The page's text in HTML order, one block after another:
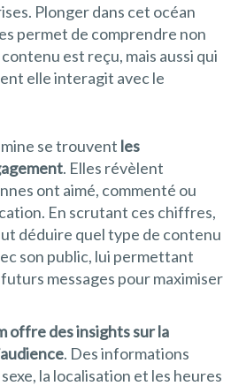
Plonger dans cet océan
permet de comprendre non
est reçu, mais aussi qui
elle interagit avec le
se trouvent les
. Elles révèlent
ont aimé, commenté ou
En scrutant ces chiffres,
déduire quel type de contenu
son public, lui permettant
futurs messages pour maximiser
offre des insights sur la
. Des informations
la localisation et les heures